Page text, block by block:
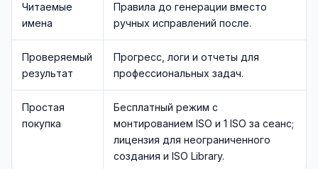
Читаемые
имена
Правила до генерации вместо
ручных исправлений после.
Проверяемый
результат
Прогресс, логи и отчеты для
профессиональных задач.
Простая
покупка
Бесплатный режим с
монтированием ISO и 1 ISO за сеанс;
лицензия для неограниченного
создания и ISO Library.